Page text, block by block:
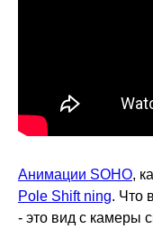
Анимации SOHO,
Pole Shift ning. Что
- это вид с камеры